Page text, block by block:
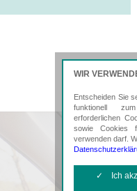
WIR
Entscheiden Sie
funktionell
erforderlichen
sowie Cookies
verwenden darf.
✓ Ich